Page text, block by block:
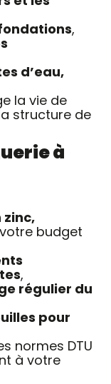
,
d’eau,
la vie de
structure de
à
zinc,
budget
,
régulier du
pour
normes DTU
à votre